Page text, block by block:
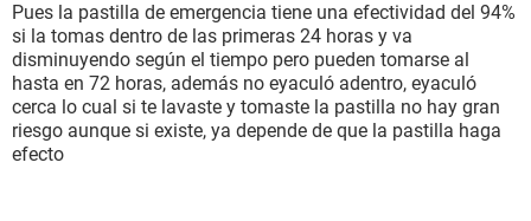
Pues la pastilla de emergencia tiene una efectividad del 94%
si la tomas dentro de las primeras 24 horas y va
disminuyendo según el tiempo pero pueden tomarse al
hasta en 72 horas, además no eyaculó adentro, eyaculó
cerca lo cual si te lavaste y tomaste la pastilla no hay gran
riesgo aunque si existe, ya depende de que la pastilla haga
efecto